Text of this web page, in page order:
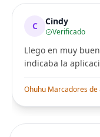
C Cindy
Verificado
Llego en muy
indicaba la